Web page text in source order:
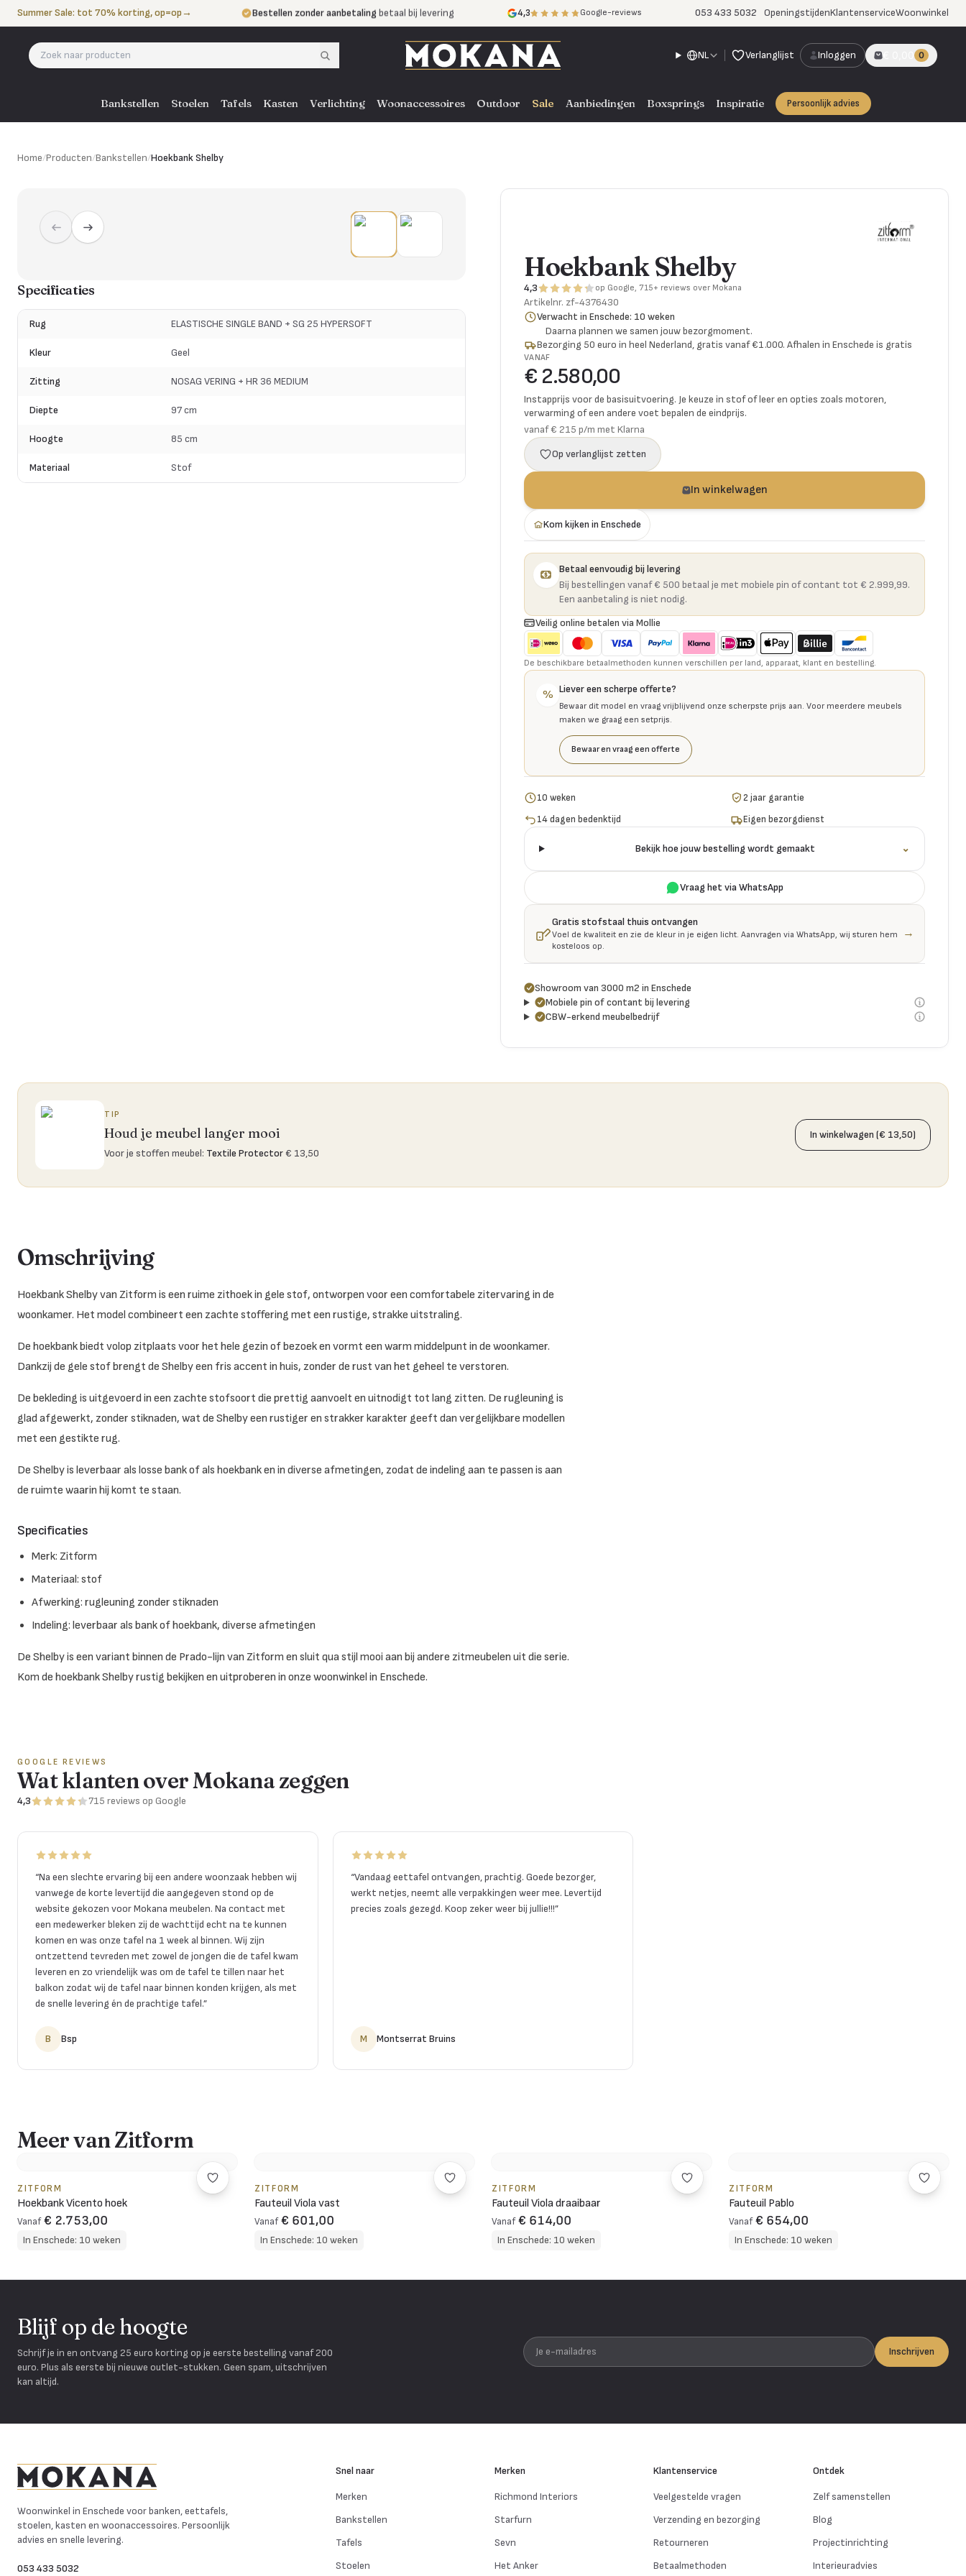
Naar de inhoud
Summer Sale: tot 70% korting, op=op→ Bestellen zonder aanbetaling betaal bij levering
Eigen bezorgdienst door heel NL, BE en DE
4,3 Google-reviews 053 433 5032 OpeningstijdenKlantenserviceWoonwinkel
NL Verlanglijst Inloggen € 0,00 0
Bankstellen Stoelen Tafels Kasten Verlichting Woonaccessoires Outdoor Sale Aanbiedingen Boxsprings Inspiratie Persoonlijk advies
Home/Producten/Bankstellen/Hoekbank Shelby
Specificaties
Rug ELASTISCHE SINGLE BAND + SG 25 HYPERSOFT
Kleur Geel
Zitting NOSAG VERING + HR 36 MEDIUM
Diepte 97 cm
Hoogte 85 cm
Materiaal Stof
Hoekbank Shelby
4,3 op Google, 715+ reviews over Mokana
Artikelnr. zf-4376430
Verwacht in Enschede: 10 weken
Daarna plannen we samen jouw bezorgmoment.
Bezorging 50 euro in heel Nederland, gratis vanaf €1.000. Afhalen in Enschede is gratis
VANAF
€ 2.580,00
Instapprijs voor de basisuitvoering. Je keuze in stof of leer en opties zoals motoren,
verwarming of een andere voet bepalen de eindprijs.
vanaf € 215 p/m met Klarna
Op verlanglijst zetten
In winkelwagen
Kom kijken in Enschede
Betaal eenvoudig bij levering
Bij bestellingen vanaf € 500 betaal je met mobiele pin of contant tot € 2.999,99.
Een aanbetaling is niet nodig.
Veilig online betalen via Mollie
De beschikbare betaalmethoden kunnen verschillen per land, apparaat, klant en bestelling.
% Liever een scherpe offerte?
Bewaar dit model en vraag vrijblijvend onze scherpste prijs aan. Voor meerdere meubels
maken we graag een setprijs.
Bewaar en vraag een offerte
10 weken
2 jaar garantie
14 dagen bedenktijd
Eigen bezorgdienst
Bekijk hoe jouw bestelling wordt gemaakt ⌄
Vraag het via WhatsApp
Gratis stofstaal thuis ontvangen
Voel de kwaliteit en zie de kleur in je eigen licht. Aanvragen via WhatsApp, wij sturen hem
kosteloos op.
→
Showroom van 3000 m2 in Enschede
Mobiele pin of contant bij levering
CBW-erkend meubelbedrijf
TIP
Houd je meubel langer mooi
Voor je stoffen meubel: Textile Protector€ 13,50
In winkelwagen (€ 13,50)
Omschrijving
Hoekbank Shelby van Zitform is een ruime zithoek in gele stof, ontworpen voor een comfortabele zitervaring in de
woonkamer. Het model combineert een zachte stoffering met een rustige, strakke uitstraling.
De hoekbank biedt volop zitplaats voor het hele gezin of bezoek en vormt een warm middelpunt in de woonkamer.
Dankzij de gele stof brengt de Shelby een fris accent in huis, zonder de rust van het geheel te verstoren.
De bekleding is uitgevoerd in een zachte stofsoort die prettig aanvoelt en uitnodigt tot lang zitten. De rugleuning is
glad afgewerkt, zonder stiknaden, wat de Shelby een rustiger en strakker karakter geeft dan vergelijkbare modellen
met een gestikte rug.
De Shelby is leverbaar als losse bank of als hoekbank en in diverse afmetingen, zodat de indeling aan te passen is aan
de ruimte waarin hij komt te staan.
Specificaties
Merk: Zitform
Materiaal: stof
Afwerking: rugleuning zonder stiknaden
Indeling: leverbaar als bank of hoekbank, diverse afmetingen
De Shelby is een variant binnen de Prado-lijn van Zitform en sluit qua stijl mooi aan bij andere zitmeubelen uit die serie.
Kom de hoekbank Shelby rustig bekijken en uitproberen in onze woonwinkel in Enschede.
GOOGLE REVIEWS
Wat klanten over Mokana zeggen
4,3 715 reviews op Google
“Na een slechte ervaring bij een andere woonzaak hebben wij
vanwege de korte levertijd die aangegeven stond op de
website gekozen voor Mokana meubelen. Na contact met
een medewerker bleken zij de wachttijd echt na te kunnen
komen en was onze tafel na 1 week al binnen. Wij zijn
ontzettend tevreden met zowel de jongen die de tafel kwam
leveren en zo vriendelijk was om de tafel te tillen naar het
balkon zodat wij de tafel naar binnen konden krijgen, als met
de snelle levering én de prachtige tafel.”
B Bsp
“Vandaag eettafel ontvangen, prachtig. Goede bezorger,
werkt netjes, neemt alle verpakkingen weer mee. Levertijd
precies zoals gezegd. Koop zeker weer bij jullie!!!”
M Montserrat Bruins
Meer van Zitform
ZITFORM
Hoekbank Vicento hoek
Vanaf € 2.753,00
In Enschede: 10 weken
ZITFORM
Fauteuil Viola vast
Vanaf € 601,00
In Enschede: 10 weken
ZITFORM
Fauteuil Viola draaibaar
Vanaf € 614,00
In Enschede: 10 weken
ZITFORM
Fauteuil Pablo
Vanaf € 654,00
In Enschede: 10 weken
Blijf op de hoogte
Schrijf je in en ontvang 25 euro korting op je eerste bestelling vanaf 200
euro. Plus als eerste bij nieuwe outlet-stukken. Geen spam, uitschrijven
kan altijd.
Je e-mailadres
Inschrijven
Woonwinkel in Enschede voor banken, eettafels,
stoelen, kasten en woonaccessoires. Persoonlijk
advies en snelle levering.
053 433 5032
Snel naar
Merken
Bankstellen
Tafels
Stoelen
Merken
Richmond Interiors
Starfurn
Sevn
Het Anker
Klantenservice
Veelgestelde vragen
Verzending en bezorging
Retourneren
Betaalmethoden
Ontdek
Zelf samenstellen
Blog
Projectinrichting
Interieuradvies